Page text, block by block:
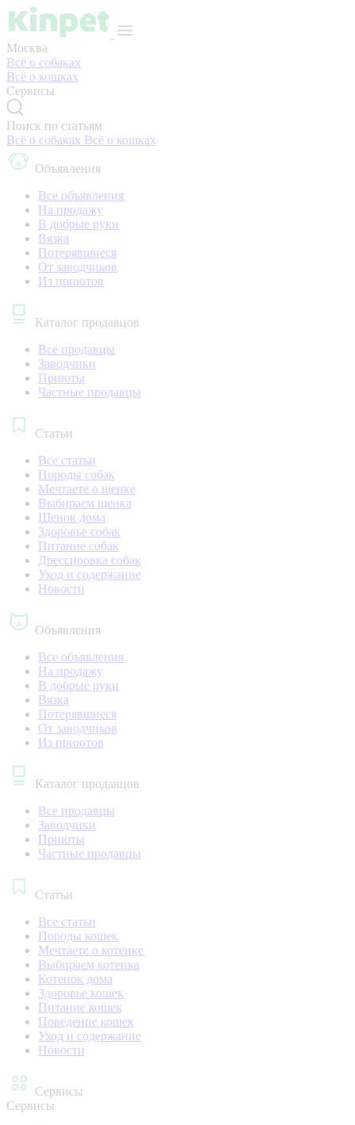
Москва
Всё о собаках
Всё о кошках
Сервисы
Поиск по статьям
Всё о собаках Всё о кошках
Объявления
Все объявления
На продажу
В добрые руки
Вязка
Потерявшиеся
От заводчиков
Из приютов
Каталог продавцов
Все продавцы
Заводчики
Приюты
Частные продавцы
Статьи
Все статьи
Породы собак
Мечтаете о щенке
Выбираем щенка
Щенок дома
Здоровье собак
Питание собак
Дрессировка собак
Уход и содержание
Новости
Объявления
Все объявления
На продажу
В добрые руки
Вязка
Потерявшиеся
От заводчиков
Из приютов
Каталог продавцов
Все продавцы
Заводчики
Приюты
Частные продавцы
Статьи
Все статьи
Породы кошек
Мечтаете о котенке
Выбираем котенка
Котенок дома
Здоровье кошек
Питание кошек
Поведение кошек
Уход и содержание
Новости
Сервисы
Сервисы